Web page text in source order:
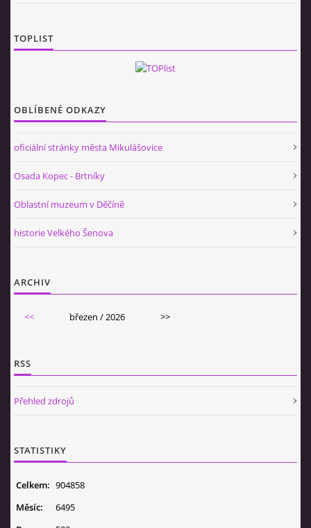
TOPLIST
OBLÍBENÉ ODKAZY
oficiální stránky města Mikulášovice
Osada Kopec - Brtníky
Oblastní muzeum v Děčíně
historie Velkého Šenova
ARCHIV
<< březen / 2026 >>
RSS
Přehled zdrojů
STATISTIKY
Celkem: 904858
Měsíc:
6495